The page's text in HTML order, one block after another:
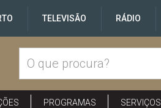
TELEVISÃO RÁDIO
PROGRAMAS SERVIÇOS